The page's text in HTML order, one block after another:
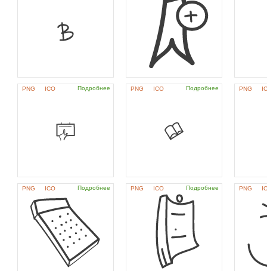
PNG ICO Подробнее PNG ICO Подробнее PNG
PNG ICO Подробнее PNG ICO Подробнее PNG